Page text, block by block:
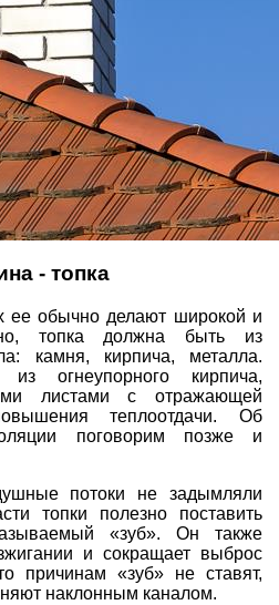
- топка
ее обычно делают широкой и
топка должна быть из
камня, кирпича, металла.
огнеупорного кирпича,
листами с отражающей
теплоотдачи. Об
поговорим позже и
потоки не задымляли
топки полезно поставить
«зуб». Он также
и сокращает выброс
причинам «зуб» не ставят,
наклонным каналом.